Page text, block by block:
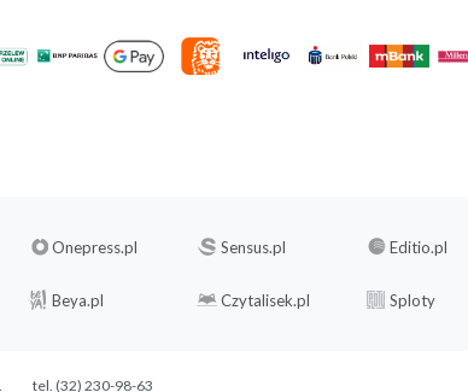
Onepress.pl Sensus.pl Editio.pl
Beya.pl Czytalisek.pl Sploty
tel. (32) 230-98-63